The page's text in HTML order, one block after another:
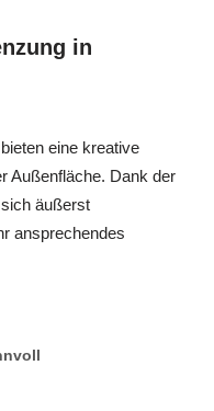
in
eine kreative
Außenfläche. Dank der
äußerst
ansprechendes